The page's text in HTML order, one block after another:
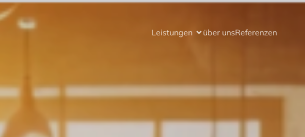
Leistungen über unsReferenzen